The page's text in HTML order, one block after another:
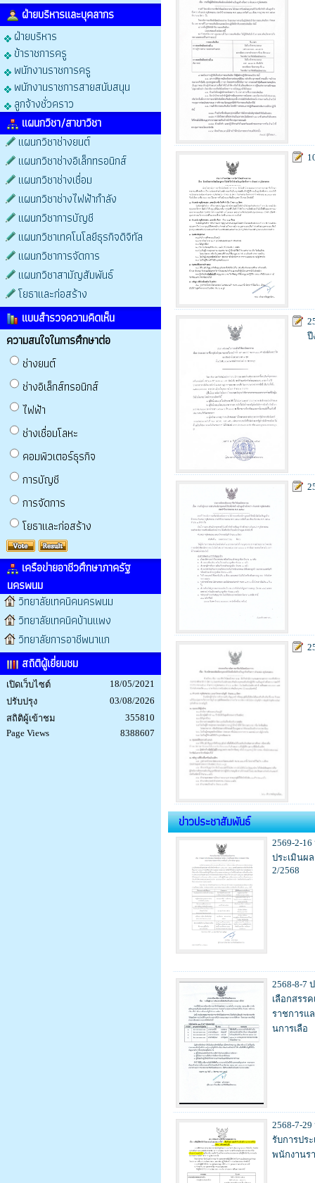
ฝ่ายบริหารและบุคลากร
ฝ่ายบริหาร
ข้าราชการครู
พนักงานราชการครู
พนักงานราชการสายสนับสนุน
ลูกจ้างชั่วคราว
แผนกวิชา/สาขาวิชา
แผนกวิชาช่างยนต์
แผนกวิชาช่างอิเล็กทรอนิกส์
แผนกวิชาช่างเชื่อม
แผนกวิชาช่างไฟฟ้ากำลัง
แผนกวิชาการบัญชี
แผนกวิชาเทคโนโลยีธุรกิจดิจิทัล
แผนกวิชาการจัดการ
แผนกวิชาสามัญสัมพันธ์
โยธาและก่อสร้าง
แบบสำรวจความคิดเห็น
ความสนใจในการศึกษาต่อ
ช่างยนต์
ช่างอิเล็กส์ทรอนิกส์
ไฟฟ้า
ช่างเชื่อมโลหะ
คอมพิวเตอร์ธุรกิจ
การบัญชี
การจัดการ
โยธาและก่อสร้าง
เครือข่ายอาชีวศึกษาภาครัฐ
นครพนม
วิทยาลัยเทคนิคนครพนม
วิทยาลัยเทคนิคบ้านแพง
วิทยาลัยการอาชีพนาแก
สถิติผู้เยี่ยมชม
เปิดเว็บไซต์
18/05/2021
ปรับปรุง
03/08/2026
สถิติผู้เข้าชม
355810
Page Views
8388607
ปี
ข่าวประชาสัมพันธ์
2569-2-
ประเมินผ
2/2568
2568-8-7
เลือกสรร
ราชการแ
นการเลือ
2568-7-
รับการปร
พนักงานร